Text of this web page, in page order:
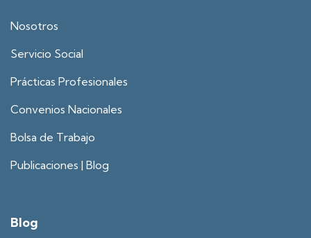
Nosotros
Servicio Social
Prácticas Profesionales
Convenios Nacionales
Bolsa de Trabajo
Publicaciones | Blog
Blog